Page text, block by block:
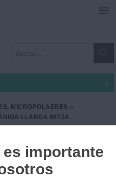
0
MICROPOLAERES »
LLARGA MITJA
HIMALAYA
MÀNIGA LLARGA